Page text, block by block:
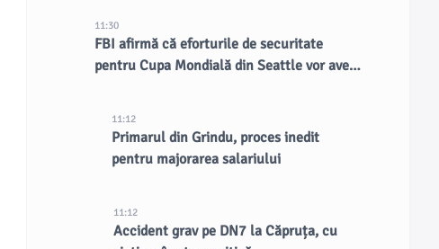
11:30
FBI afirmă că eforturile de securitate
pentru Cupa Mondială din Seattle vor avea
11:12
Primarul din Grindu, proces inedit
pentru majorarea salariului
11:12
Accident grav pe DN7 la Căpruța, cu